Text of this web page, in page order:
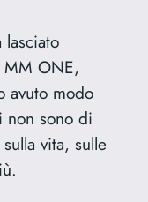
ONE,
avuto modo
sono di
vita, sulle